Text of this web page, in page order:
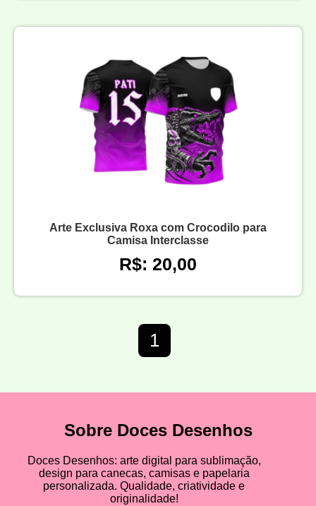
Arte Exclusiva Roxa com Crocodilo para
Camisa Interclasse
R$: 20,00
1
Sobre Doces Desenhos
Doces Desenhos: arte digital para sublimação,
design para canecas, camisas e papelaria
personalizada. Qualidade, criatividade e
originalidade!